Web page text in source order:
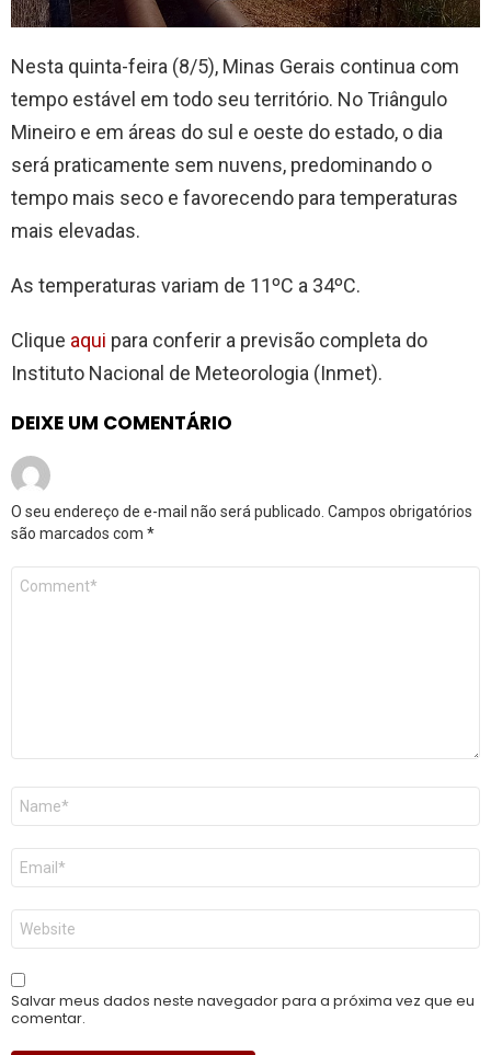
Nesta quinta-feira (8/5), Minas Gerais continua com
tempo estável em todo seu território. No Triângulo
Mineiro e em áreas do sul e oeste do estado, o dia
será praticamente sem nuvens, predominando o
tempo mais seco e favorecendo para temperaturas
mais elevadas.
As temperaturas variam de 11ºC a 34ºC.
Clique aqui para conferir a previsão completa do
Instituto Nacional de Meteorologia (Inmet).
DEIXE UM COMENTÁRIO
O seu endereço de e-mail não será publicado. Campos obrigatórios
são marcados com *
Comentário
Nome
E-
mail
*
Site
Salvar meus dados neste navegador para a próxima vez que eu
comentar.